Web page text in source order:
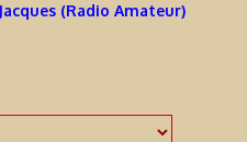
(Radio Amateur)